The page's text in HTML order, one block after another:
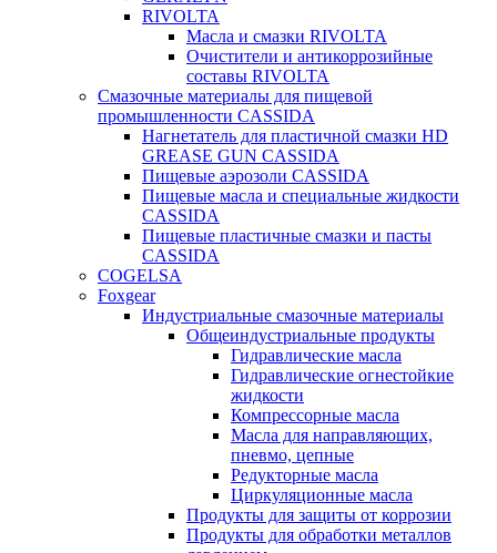
RIVOLTA
Масла и смазки RIVOLTA
Очистители и антикоррозийные
составы RIVOLTA
Смазочные материалы для пищевой
промышленности CASSIDA
Нагнетатель для пластичной смазки HD
GREASE GUN CASSIDA
Пищевые аэрозоли CASSIDA
Пищевые масла и специальные жидкости
CASSIDA
Пищевые пластичные смазки и пасты
CASSIDA
COGELSA
Foxgear
Индустриальные смазочные материалы
Общеиндустриальные продукты
Гидравлические масла
Гидравлические огнестойкие
жидкости
Компрессорные масла
Масла для направляющих,
пневмо, цепные
Редукторные масла
Циркуляционные масла
Продукты для защиты от коррозии
Продукты для обработки металлов